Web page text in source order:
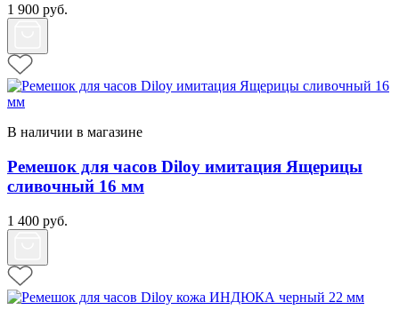
1 900 руб.
В наличии в магазине
Ремешок для часов Diloy имитация Ящерицы
сливочный 16 мм
1 400 руб.